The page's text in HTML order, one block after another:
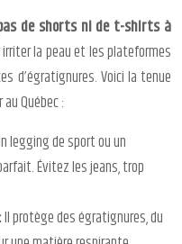
de shorts ni de t-shirts à
la peau et les plateformes
d’égratignures. Voici la tenue
Québec :
legging de sport ou un
Évitez les jeans, trop
Il protège des égratignures, du